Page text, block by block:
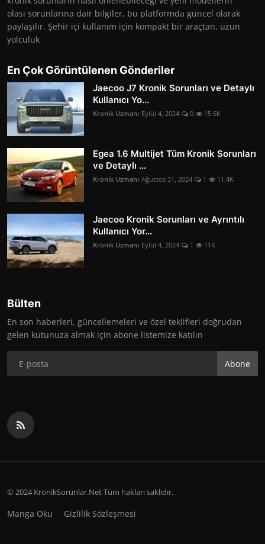
olası sorunlarına dair bilgiler, bu platformda güncel olarak
paylaşılır. Şehir içi kullanım için kompakt bir araçtan, uzun
yolculuk
En Çok Görüntülenen Gönderiler
Jaecoo J7 Kronik Sorunları ve Detaylı
Kullanıcı Yo...
Kronik Uzmanı Eylül 4, 2024 0 15.6K
Egea 1.6 Multijet Tüm Kronik Sorunları
ve Detaylı ...
Kronik Uzmanı Ağustos 31, 2024 1 11.4K
Jaecoo Kronik Sorunları ve Ayrıntılı
Kullanıcı Yor...
Kronik Uzmanı Eylül 4, 2024 1 11K
Bülten
En son haberleri, güncellemeleri ve özel teklifleri doğrudan
gelen kutunuza almak için abone listemize katılın
Abone
© 2024 KronikSorunlar.Net Tüm hakları saklıdır.
Manga Oku Gizlilik Sözleşmesi